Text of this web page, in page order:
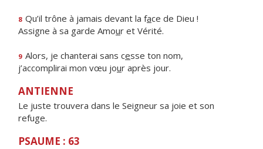
8 Qu’il trône à jamais devant la face de Dieu !
Assigne à sa garde Amour et Vérité.
9 Alors, je chanterai sans cesse ton nom,
j’accomplirai mon vœu jour après jour.
ANTIENNE
Le juste trouvera dans le Seigneur sa joie et son
refuge.
PSAUME : 63